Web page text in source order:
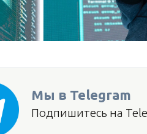
Мы в Telegram
Подпишитесь на